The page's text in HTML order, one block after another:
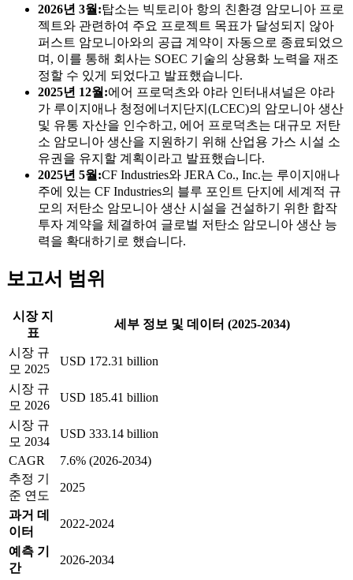
2026년 3월:탑소는 빅토리아 항의 친환경 암모니아 프로
젝트와 관련하여 주요 프로젝트 목표가 달성되지 않아
퍼스트 암모니아와의 공급 계약이 자동으로 종료되었으
며, 이를 통해 회사는 SOEC 기술의 상용화 노력을 재조
정할 수 있게 되었다고 발표했습니다.
2025년 12월:에어 프로덕츠와 야라 인터내셔널은 야라
가 루이지애나 청정에너지단지(LCEC)의 암모니아 생산
및 유통 자산을 인수하고, 에어 프로덕츠는 대규모 저탄
소 암모니아 생산을 지원하기 위해 산업용 가스 시설 소
유권을 유지할 계획이라고 발표했습니다.
2025년 5월:CF Industries와 JERA Co., Inc.는 루이지애나
주에 있는 CF Industries의 블루 포인트 단지에 세계적 규
모의 저탄소 암모니아 생산 시설을 건설하기 위한 합작
투자 계약을 체결하여 글로벌 저탄소 암모니아 생산 능
력을 확대하기로 했습니다.
보고서 범위
시장 지
표
세부 정보 및 데이터 (2025-2034)
시장 규
모 2025
USD 172.31 billion
시장 규
모 2026
USD 185.41 billion
시장 규
모 2034
USD 333.14 billion
CAGR
7.6% (2026-2034)
추정 기
준 연도
2025
과거 데
이터
2022-2024
예측 기
간
2026-2034